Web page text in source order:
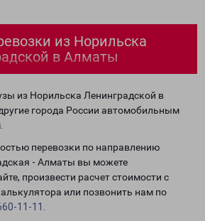
из Норильска
в Алматы
из Норильска Ленинградской в
города России автомобильным
перевозки по направлению
- Алматы вы можете
произвести расчет стоимости с
или позвонить нам по
11-11